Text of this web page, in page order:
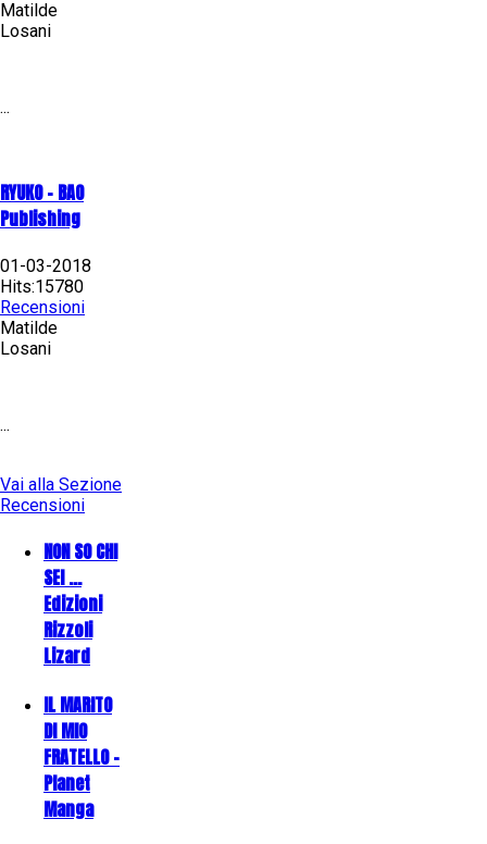
Matilde
Losani
...
RYUKO - BAO
Publishing
01-03-2018
Hits:15780
Recensioni
Matilde
Losani
...
Vai alla Sezione
Recensioni
NON SO CHI
SEI ...
Edizioni
Rizzoli
Lizard
IL MARITO
DI MIO
FRATELLO -
Planet
Manga